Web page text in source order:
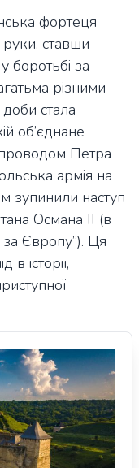
фортеця
ставши
боротьбі за
різними
стала
об’єднане
проводом Петра
армія на
зупинили наступ
Османа II (в
за Європу”). Ця
історії,